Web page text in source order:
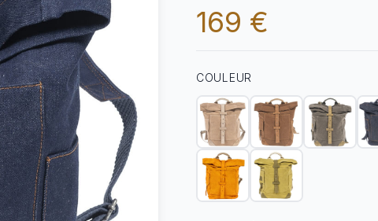
169 €
COULEUR